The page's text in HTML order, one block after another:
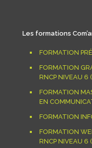
Les formations
FORMATION
FORMATION
RNCP NIVEAU 6
FORMATION
EN
FORMATION
FORMATION
RNCP NIVEAU 6